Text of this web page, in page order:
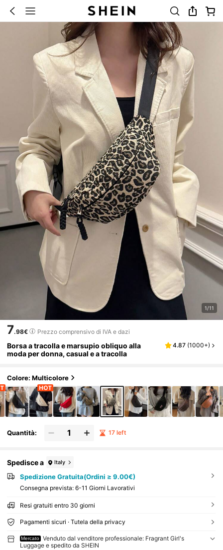
1/11
7.98€ Prezzo comprensivo di IVA e dazi
Borsa a tracolla e marsupio obliquo alla
moda per donna, casual e a tracolla
4.87 (1000+)
Colore: Multicolore
Quantità: 17 left
Spedisce a Italy
Spedizione Gratuita(Ordini ≥ 9.00€)
Consegna prevista: 6-11 Giorni Lavorativi
Resi gratuiti entro 30 giorni
Pagamenti sicuri · Tutela della privacy
Mercato
Venduto dal venditore professionale: Fragrant Girl's
Luggage e spedito da SHEIN